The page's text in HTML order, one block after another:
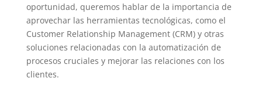
oportunidad, queremos hablar de la importancia de
aprovechar las herramientas tecnológicas, como el
Customer Relationship Management (CRM) y otras
soluciones relacionadas con la automatización de
procesos cruciales y mejorar las relaciones con los
clientes.